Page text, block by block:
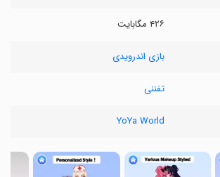
۴۲۶ مگابایت
بازی اندرویدی
تفننی
YoYa World